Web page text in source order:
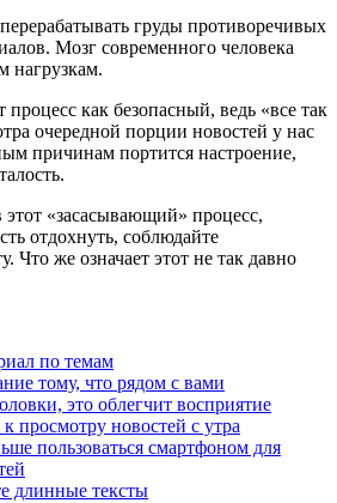
груды противоречивых
Мозг современного человека
нагрузкам.
как безопасный, ведь «все так
очередной порции новостей у нас
причинам портится настроение,
«засасывающий» процесс,
отдохнуть, соблюдайте
Что же означает этот не так давно
по темам
тому, что рядом с вами
это облегчит восприятие
просмотру новостей с утра
пользоваться смартфоном для
длинные тексты